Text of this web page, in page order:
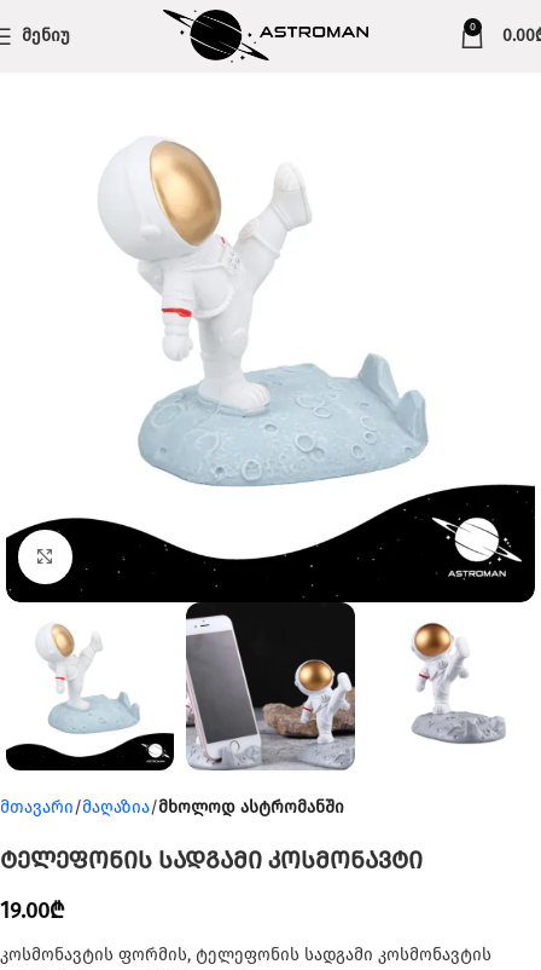
ᲛᲔᲜᲘᲣ 0 0.00
Click to enlarge
მთავარი მაღაზია მხოლოდ ასტრომანში
ტელეფონის სადგამი კოსმონავტი
19.00₾
კოსმონავტის ფორმის, ტელეფონის სადგამი კოსმონავტის